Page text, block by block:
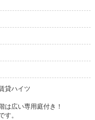
貸ハイツ
は広い専用庭付き！
す。